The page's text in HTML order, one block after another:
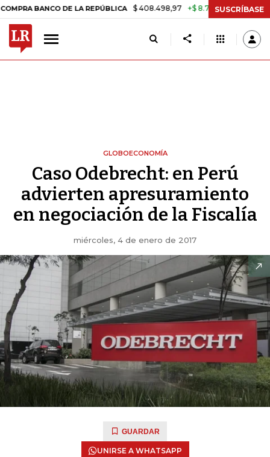
BANCO DE LA REPÚBLICA $ 408.498,97 +$ 8.753,81 +2,19% TASA
SUSCRÍBASE
GLOBOECONOMÍA
Caso Odebrecht: en Perú
advierten apresuramiento
en negociación de la Fiscalía
miércoles, 4 de enero de 2017
GUARDAR
UNIRSE A WHATSAPP